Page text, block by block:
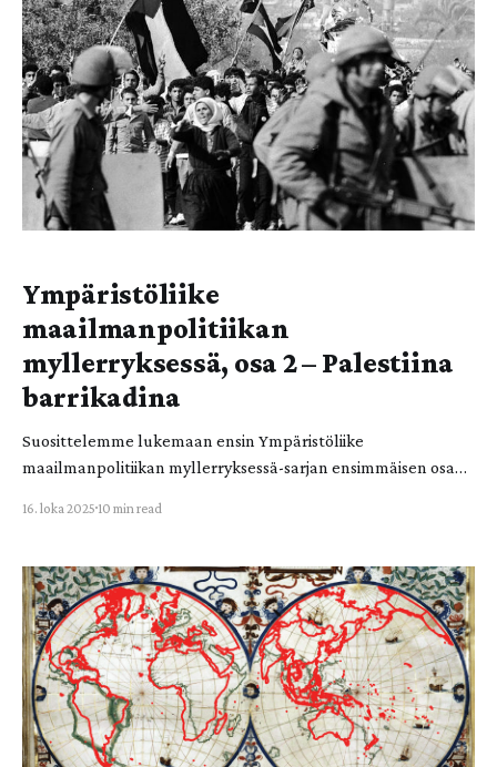
Tilastokeskuksen mukaan kaivostoiminta ja louhinta
tuottavat Suomen jätteiden
Ympäristöliike
maailmanpolitiikan
myllerryksessä, osa 2 – Palestiina
barrikadina
Suosittelemme lukemaan ensin Ympäristöliike
maailmanpolitiikan myllerryksessä-sarjan ensimmäisen osan.
maailmanlaajuisen poliittisen heräämisen eturintamassa
tavalla, joka hakee vertaistaan lähihistoriassa. Solidaarisuus
Palestiinaa kohtaan typistyy kuitenkin usein kysymykseksi
Israelin massiivisista ihmisoikeusloukkauksista ja jatkuv
16. loka 2025 10 min read